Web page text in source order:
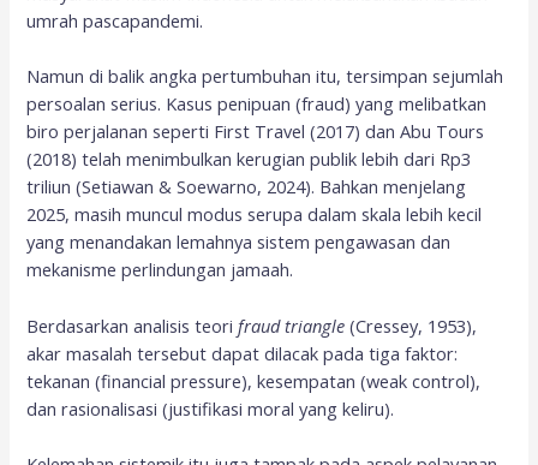
umrah pascapandemi.
Namun di balik angka pertumbuhan itu, tersimpan sejumlah
persoalan serius. Kasus penipuan (fraud) yang melibatkan
biro perjalanan seperti First Travel (2017) dan Abu Tours
(2018) telah menimbulkan kerugian publik lebih dari Rp3
triliun (Setiawan & Soewarno, 2024). Bahkan menjelang
2025, masih muncul modus serupa dalam skala lebih kecil
yang menandakan lemahnya sistem pengawasan dan
mekanisme perlindungan jamaah.
Berdasarkan analisis teori fraud triangle (Cressey, 1953),
akar masalah tersebut dapat dilacak pada tiga faktor:
tekanan (financial pressure), kesempatan (weak control),
dan rasionalisasi (justifikasi moral yang keliru).